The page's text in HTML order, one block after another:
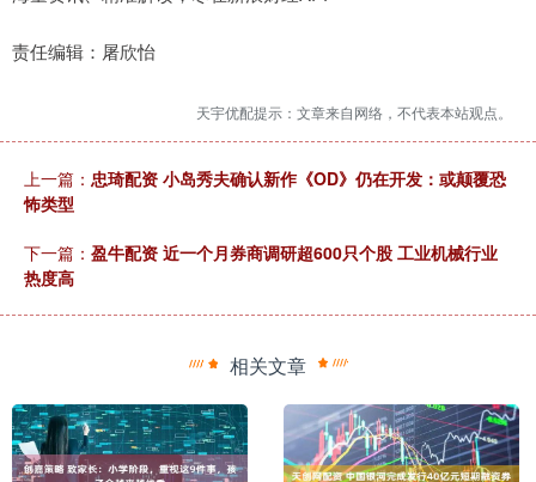
责任编辑：屠欣怡
天宇优配提示：文章来自网络，不代表本站观点。
上一篇： 忠琦配资 小岛秀夫确认新作《OD》仍在开发：或颠覆恐
怖类型
下一篇： 盈牛配资 近一个月券商调研超600只个股 工业机械行业
热度高
相关文章